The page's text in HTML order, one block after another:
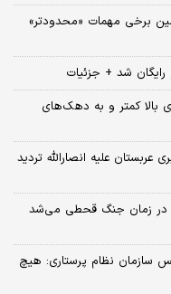
برخی مهمات «محدودتر»
شد + جزئیات
بالا کمتر و به دهک‌های
علیه انصارالله تردید
در زمان جنگ قحطی می‌شد
سازمان نظام پرستاری: هیچ